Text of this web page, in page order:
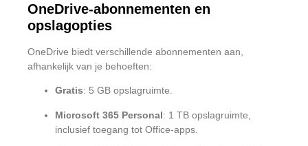
OneDrive-abonnementen en
opslagopties
OneDrive biedt verschillende abonnementen aan,
afhankelijk van je behoeften:
Gratis: 5 GB opslagruimte.
Microsoft 365 Personal: 1 TB opslagruimte,
inclusief toegang tot Office-apps.